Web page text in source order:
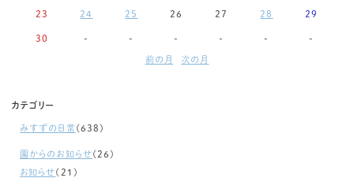
23 24 25 26 27 28 29
30 - - - - - -
前の月 次の月
カテゴリー
みすずの日常(638)
園からのお知らせ(26)
お知らせ(21)